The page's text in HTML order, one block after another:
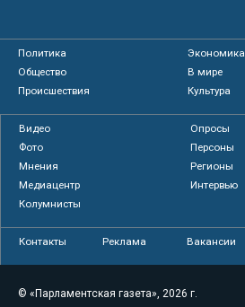
Политика
Экономика
Общество
В мире
Происшествия
Культура
Видео
Опросы
Фото
Персоны
Мнения
Регионы
Медиацентр
Интервью
Колумнисты
Контакты Реклама Вакансии
© «Парламентская газета», 2026 г.